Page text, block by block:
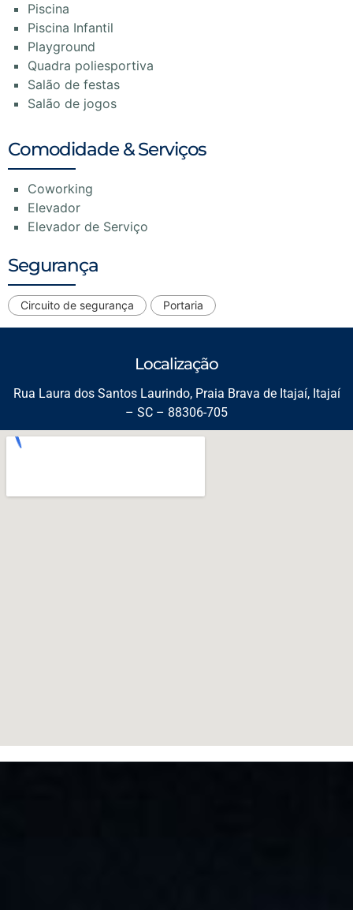
Piscina
Piscina Infantil
Playground
Quadra poliesportiva
Salão de festas
Salão de jogos
Comodidade & Serviços
Coworking
Elevador
Elevador de Serviço
Segurança
Circuito de segurança Portaria
Localização
Rua Laura dos Santos Laurindo, Praia Brava de Itajaí, Itajaí
– SC – 88306-705